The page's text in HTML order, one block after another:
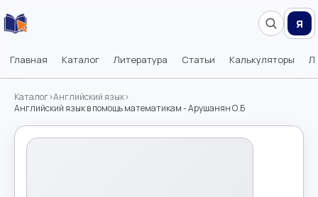
Главная Каталог Литература Статьи Калькуляторы
Я
Каталог›Английский язык›
Английский язык в помощь математикам - Арушанян О.Б